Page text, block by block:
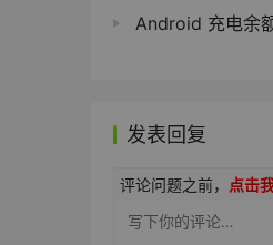
Android 充电余
发表回复
评论问题之前， 点击